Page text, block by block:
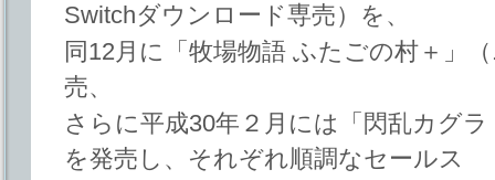
Switchダウンロード専売）を、
同12月に「牧場物語 ふたごの村＋」
売、
さらに平成30年２月には「閃乱カグ
を発売し、それぞれ順調なセールス